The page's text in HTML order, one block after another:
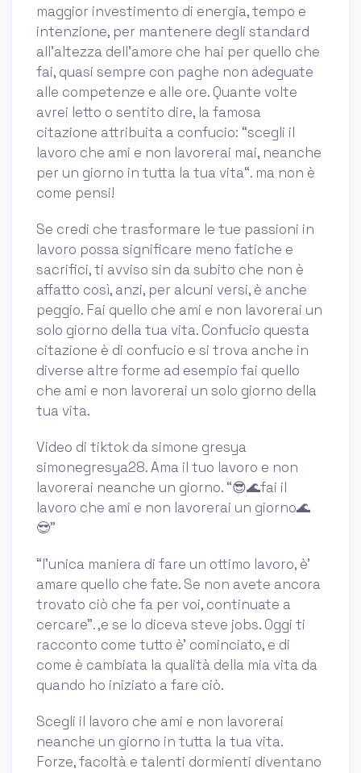
maggior investimento di energia, tempo e
intenzione, per mantenere degli standard
all’altezza dell’amore che hai per quello che
fai, quasi sempre con paghe non adeguate
alle competenze e alle ore. Quante volte
avrei letto o sentito dire, la famosa
citazione attribuita a confucio: “scegli il
lavoro che ami e non lavorerai mai, neanche
per un giorno in tutta la tua vita“. ma non è
come pensi!
Se credi che trasformare le tue passioni in
lavoro possa significare meno fatiche e
sacrifici, ti avviso sin da subito che non è
affatto così, anzi, per alcuni versi, è anche
peggio. Fai quello che ami e non lavorerai un
solo giorno della tua vita. Confucio questa
citazione è di confucio e si trova anche in
diverse altre forme ad esempio fai quello
che ami e non lavorerai un solo giorno della
tua vita.
Video di tiktok da simone gresya
simonegresya28. Ama il tuo lavoro e non
lavorerai neanche un giorno. “😎🌊fai il
lavoro che ami e non lavorerai un giorno🌊
😎”
“l’unica maniera di fare un ottimo lavoro, è’
amare quello che fate. Se non avete ancora
trovato ciò che fa per voi, continuate a
cercare”. ,e se lo diceva steve jobs. Oggi ti
racconto come tutto è’ cominciato, e di
come è cambiata la qualità della mia vita da
quando ho iniziato a fare ciò.
Scegli il lavoro che ami e non lavorerai
neanche un giorno in tutta la tua vita.
Forze, facoltà e talenti dormienti diventano